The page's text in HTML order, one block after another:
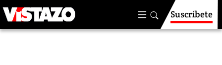
Suscríbete